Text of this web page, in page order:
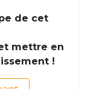
de cet
mettre en
!